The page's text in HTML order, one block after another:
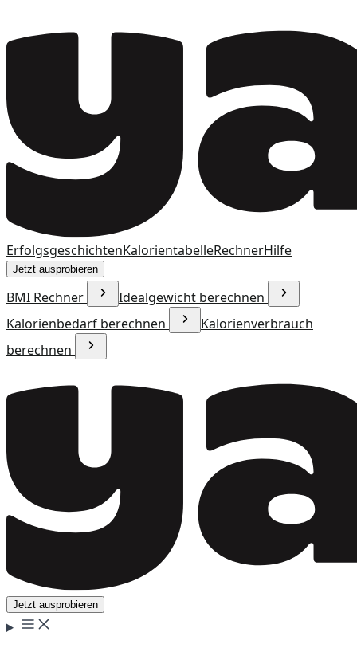
ErfolgsgeschichtenKalorientabelleRechnerHilfe
Jetzt ausprobieren
BMI Rechner
Idealgewicht berechnen
Kalorienbedarf berechnen
Kalorienverbrauch
berechnen
Jetzt ausprobieren